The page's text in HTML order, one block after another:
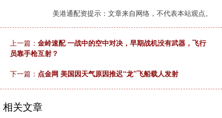
美港通配资提示：文章来自网络，不代表本站观点。
上一篇： 金岭速配 一战中的空中对决，早期战机没有武器，飞行
员靠手枪互射？
下一篇： 点金网 美国因天气原因推迟“龙”飞船载人发射
相关文章